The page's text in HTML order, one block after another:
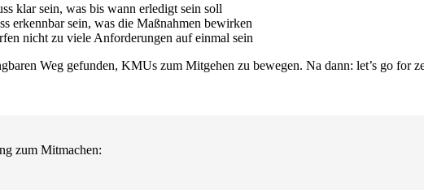
klar sein, was bis wann erledigt sein soll
erkennbar sein, was die Maßnahmen bewirken
nicht zu viele Anforderungen auf einmal sein
Weg gefunden, KMUs zum Mitgehen zu bewegen. Na dann: let’s go for
zum Mitmachen: